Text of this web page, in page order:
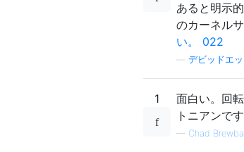
あると明示
のカーネル
い。 022
デビッドエ
1
面白い。回
トニアンで
— Chad